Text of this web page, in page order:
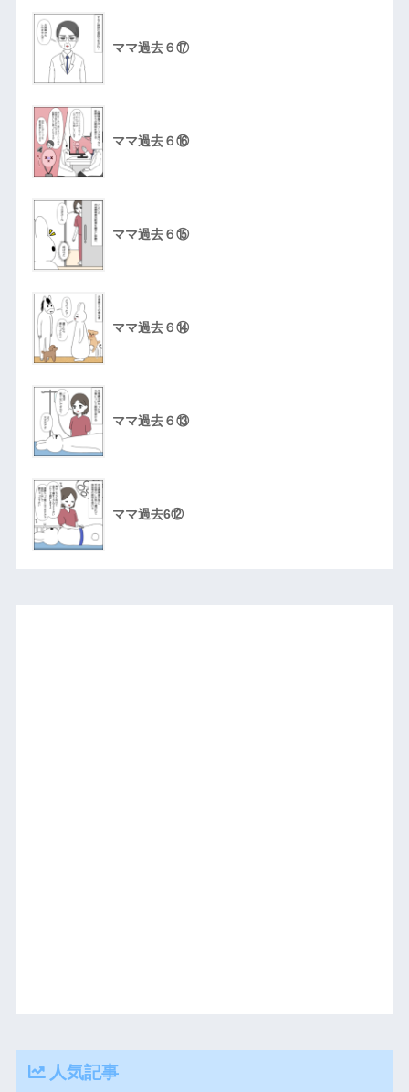
ママ過去６⑰
ママ過去６⑯
ママ過去６⑮
ママ過去６⑭
ママ過去６⑬
ママ過去6⑫
人気記事